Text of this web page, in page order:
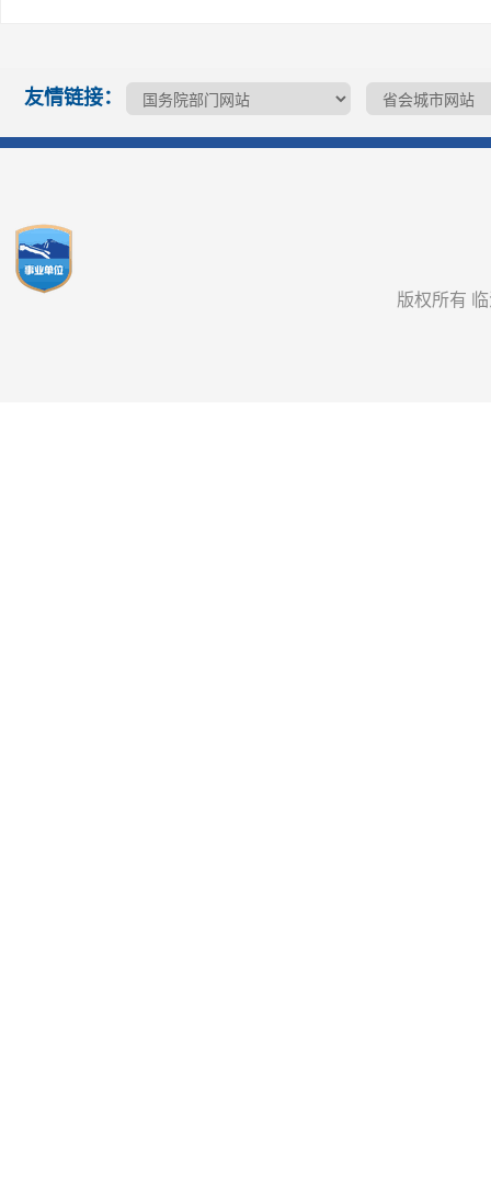
友情链接：
版权所有